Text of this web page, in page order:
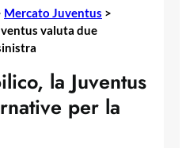
Mercato Juventus >
valuta due
la Juventus
per la